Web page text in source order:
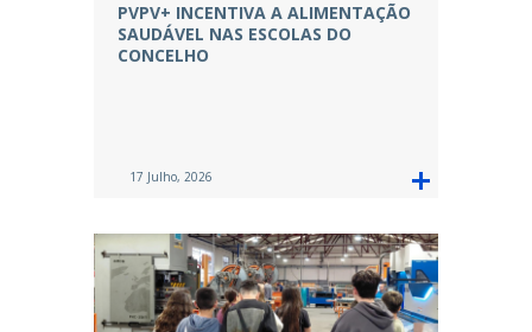
PVPV+ INCENTIVA A ALIMENTAÇÃO
SAUDÁVEL NAS ESCOLAS DO
CONCELHO
17 Julho, 2026